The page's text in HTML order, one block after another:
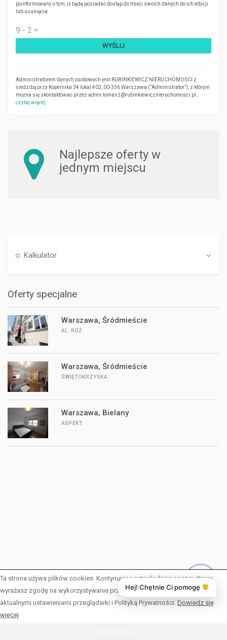
poinformowany o tym, iż będę posiadać dostęp do treści swoich danych do ich edycji
lub usunięcia.
Administratorem danych osobowych jest RUBINKIEWICZ NIERUCHOMOŚCI z
siedzibą przy Kopernika 34 lokal 402, 00-336 Warszawa (“Administrator”), z którym
można się skontaktować przez adres tomasz@rubinkiewicznieruchomosci.pl…
czytaj więcej
Najlepsze oferty w
jednym miejscu
Kalkulator
Oferty specjalne
Warszawa, Śródmieście
AL. RÓŻ
Warszawa, Śródmieście
ŚWIĘTOKRZYSKA
Warszawa, Bielany
ASPEKT
O NAS
WYNAJEM
Ta strona używa plików cookies. Kontynuując przeglądanie naszej strony,
wyrażasz zgodę na wykorzystywanie przez nas plików cookies zgodnie z
aktualnymi ustawieniami przeglądarki i Polityką Prywatności. Dowiedz się
więcej
Hej! Chętnie Ci pomogę